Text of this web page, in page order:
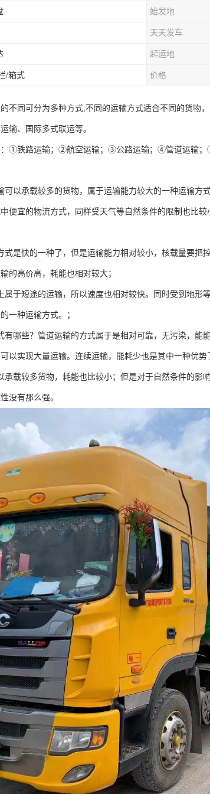
始发地
天天发车
起运地
/箱式 价格
不同可分为多种方式,不同的运输方式适合不同的货物
输、国际多式联运等。
：①铁路运输；②航空运输；③公路运输；④管道运输；
可以承载较多的货物，属于运输能力较大的一种运输方
便宜的物流方式，同样受天气等自然条件的限制也比
式是快的一种了，但是运输能力相对较小，核载量要把
的高价高，耗能也相对较大；
属于短途的运输，所以速度也相对较快。同时受到地形
一种运输方式。；
有哪些？管道运输的方式属于是相对可靠，无污染，能
以实现大量运输。连续运输，能耗少也是其中一种优势
承载较多货物，耗能也比较小；但是对于自然条件的影
没有那么强。